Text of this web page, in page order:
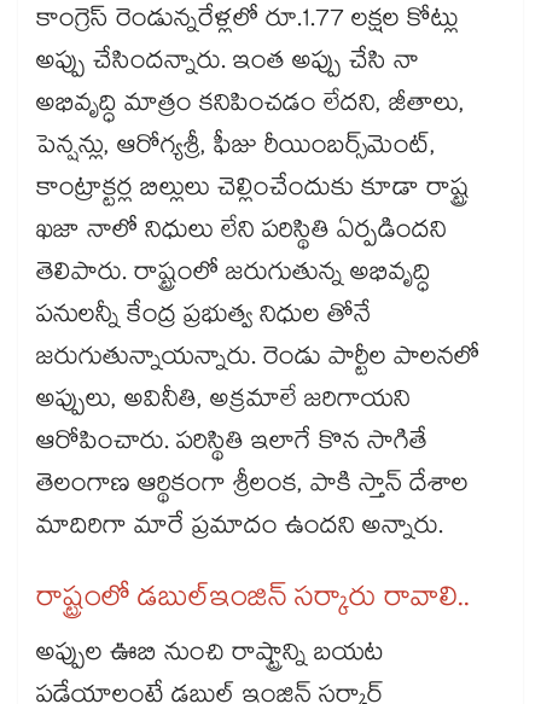
కాంగ్రెస్ రెండున్నరేళ్లలో రూ.1.77 లక్షల కోట్లు
అప్పు చేసిందన్నారు. ఇంత అప్పు చేసి నా
అభివృద్ధి మాత్రం కనిపించడం లేదని, జీతాలు,
పెన్షన్లు, ఆరోగ్యశ్రీ, ఫీజు రీయింబర్స్‌‌‌‌మెంట్,
కాంట్రాక్టర్ల బిల్లులు చెల్లించేందుకు కూడా రాష్ట్ర
ఖజా నాలో నిధులు లేని పరిస్థితి ఏర్పడిందని
తెలిపారు. రాష్ట్రంలో జరుగుతున్న అభివృద్ధి
పనులన్నీ కేంద్ర ప్రభుత్వ నిధుల తోనే
జరుగుతున్నాయన్నారు. రెండు పార్టీల పాలనలో
అప్పులు, అవినీతి, అక్రమాలే జరిగాయని
ఆరోపించారు. పరిస్థితి ఇలాగే కొన సాగితే
తెలంగాణ ఆర్థికంగా శ్రీలంక, పాకి స్తాన్ దేశాల
మాదిరిగా మారే ప్రమాదం ఉందని అన్నారు.
రాష్ట్రంలో డబుల్​ఇంజిన్‌‌‌‌ సర్కారు రావాలి..
అప్పుల ఊబి నుంచి రాష్ట్రాన్ని బయట